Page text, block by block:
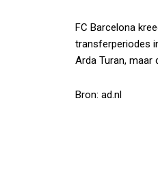
FC Barcelona
transferperiodes
Arda Turan, maar
Bron: ad.nl